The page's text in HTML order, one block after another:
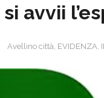
avvii
Avellino città, EVIDENZA,